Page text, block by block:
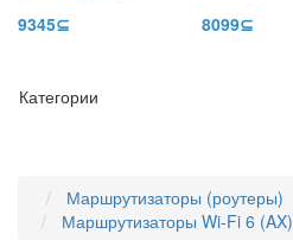
9345⊆ 8099⊆
Категории
Маршрутизаторы (роутеры)
Маршрутизаторы Wi-Fi 6 (AX)